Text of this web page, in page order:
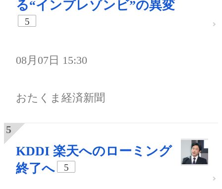
る“インプレゾンビ”の異変
5
08月07日 15:30
おたくま経済新聞
KDDI 楽天へのローミング
終了へ
5